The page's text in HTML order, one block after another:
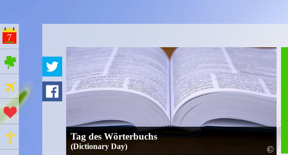
7
ges Feiertage
Ferien
Aktionstage
GedenktageTag des Wörterbuchs
(Dictionary Day) ©